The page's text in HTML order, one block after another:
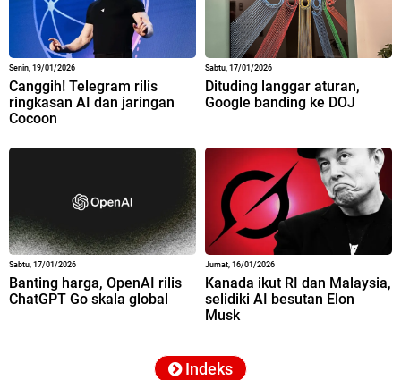
Senin, 19/01/2026
Canggih! Telegram rilis
ringkasan AI dan jaringan
Cocoon
Sabtu, 17/01/2026
Dituding langgar aturan,
Google banding ke DOJ
Sabtu, 17/01/2026
Banting harga, OpenAI rilis
ChatGPT Go skala global
Jumat, 16/01/2026
Kanada ikut RI dan Malaysia,
selidiki AI besutan Elon
Musk
Indeks